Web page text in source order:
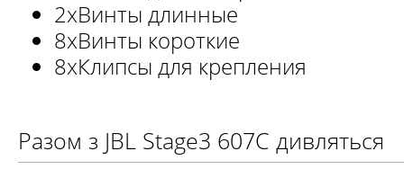
2хВинты длинные
8хВинты короткие
8хКлипcы для крепления
Разом з JBL Stage3 607C дивляться